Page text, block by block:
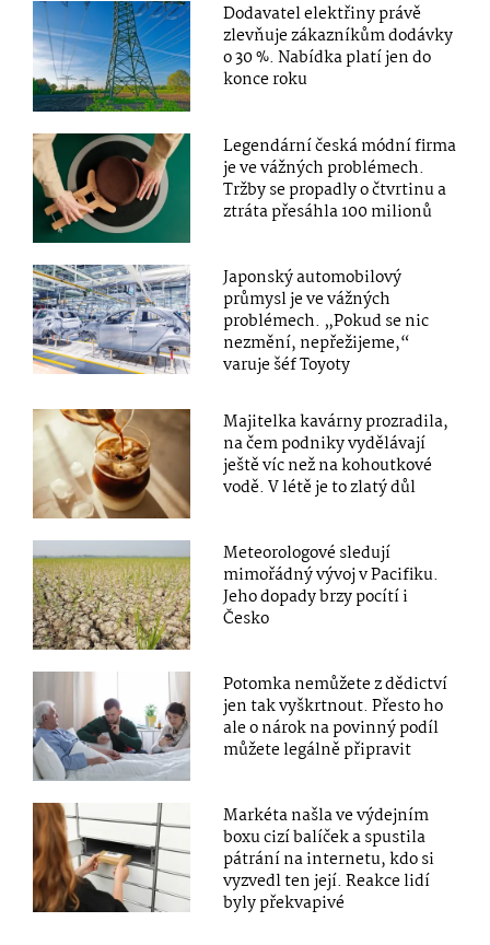
Dodavatel elektřiny právě
zlevňuje zákazníkům dodávky
o 30 %. Nabídka platí jen do
konce roku
Legendární česká módní firma
je ve vážných problémech.
Tržby se propadly o čtvrtinu a
ztráta přesáhla 100 milionů
Japonský automobilový
průmysl je ve vážných
problémech. „Pokud se nic
nezmění, nepřežijeme,“
varuje šéf Toyoty
Majitelka kavárny prozradila,
na čem podniky vydělávají
ještě víc než na kohoutkové
vodě. V létě je to zlatý důl
Meteorologové sledují
mimořádný vývoj v Pacifiku.
Jeho dopady brzy pocítí i
Česko
Potomka nemůžete z dědictví
jen tak vyškrtnout. Přesto ho
ale o nárok na povinný podíl
můžete legálně připravit
Markéta našla ve výdejním
boxu cizí balíček a spustila
pátrání na internetu, kdo si
vyzvedl ten její. Reakce lidí
byly překvapivé